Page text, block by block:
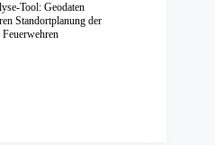
Tool: Geodaten
Standortplanung der